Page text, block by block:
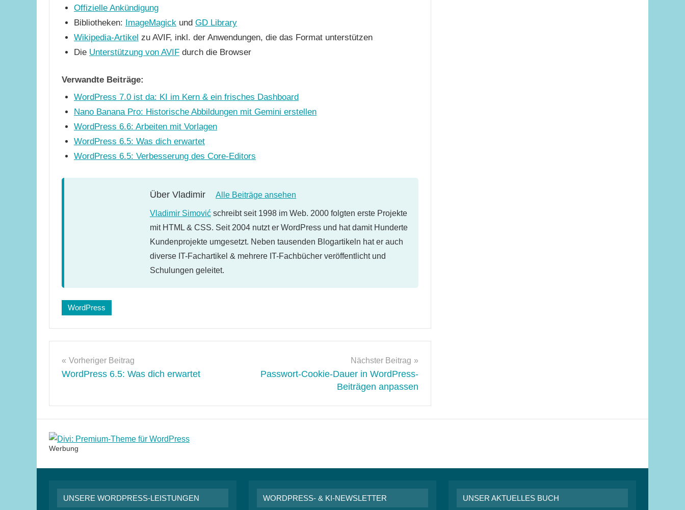
Offizielle Ankündigung
Bibliotheken:
ImageMagick und GD Library
Wikipedia-Artikel zu AVIF, inkl. der Anwendungen, die das Format unterstützen
Die Unterstützung von AVIF durch die Browser
Verwandte Beiträge:
WordPress 7.0 ist da: KI im Kern & ein frisches Dashboard
Nano Banana Pro: Historische Abbildungen mit Gemini erstellen
WordPress 6.6: Arbeiten mit Vorlagen
WordPress 6.5: Was dich erwartet
WordPress 6.5: Verbesserung des Core-Editors
Über Vladimir Alle Beiträge ansehen
Vladimir Simović schreibt seit 1998 im Web. 2000 folgten erste Projekte
mit HTML & CSS. Seit 2004 nutzt er WordPress und hat damit Hunderte
Kundenprojekte umgesetzt. Neben tausenden Blogartikeln hat er auch
diverse IT-Fachartikel & mehrere IT-Fachbücher veröffentlicht und
Schulungen geleitet.
Schlagwörter:
WordPress
Beitragsnavigation
Vorheriger Beitrag
WordPress 6.5: Was dich erwartet
Nächster Beitrag
Passwort-Cookie-Dauer in WordPress-
Beiträgen anpassen
Werbung
UNSERE WORDPRESS-LEISTUNGEN WORDPRESS- & KI-NEWSLETTER UNSER AKTUELLES BUCH